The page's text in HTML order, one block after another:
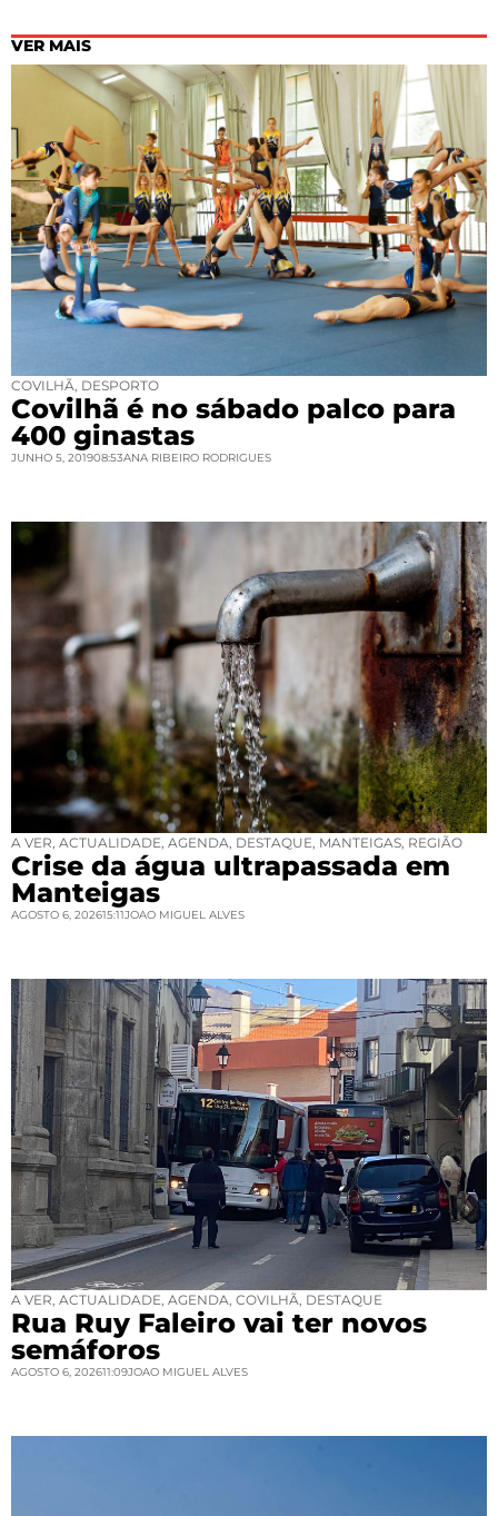
VER MAIS
COVILHÃ DESPORTO
Covilhã é no sábado palco para
400 ginastas
JUNHO 5, 201908:53ANA RIBEIRO RODRIGUES
A VER ACTUALIDADE AGENDA DESTAQUE MANTEIGAS REGIÃO
Crise da água ultrapassada em
Manteigas
AGOSTO 6, 202615:11JOAO MIGUEL ALVES
A VER ACTUALIDADE AGENDA COVILHÃ DESTAQUE
Rua Ruy Faleiro vai ter novos
semáforos
AGOSTO 6, 202611:09JOAO MIGUEL ALVES